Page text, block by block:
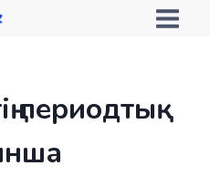
периодтық